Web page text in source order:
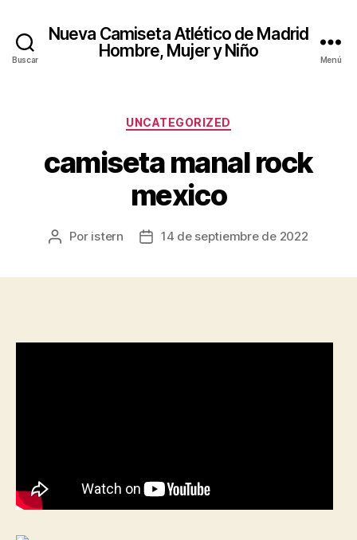
Buscar
Nueva Camiseta Atlético de Madrid
Hombre, Mujer y Niño
Menú
Categorías
UNCATEGORIZED
camiseta manal rock
mexico
Autor
Por istern
Fecha14 de septiembre de 2022